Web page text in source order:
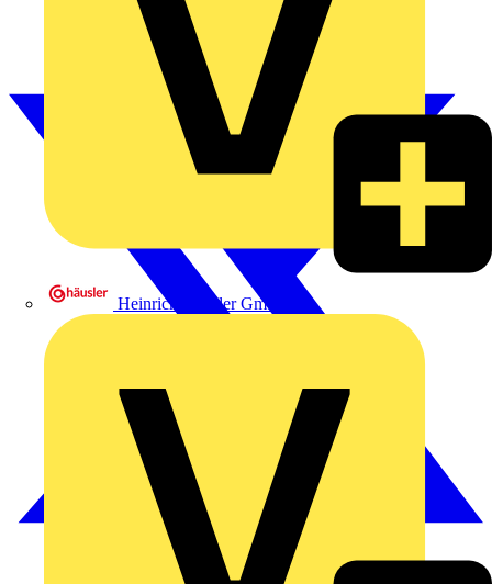
Heinrich Häusler GmbH